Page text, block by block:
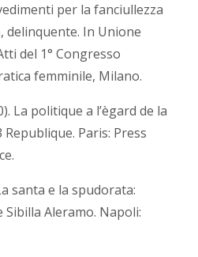
per la fanciullezza
delinquente. In Unione
del 1° Congresso
femminile, Milano.
La politique a l’ègard de la
Paris: Press
santa e la spudorata:
Sibilla Aleramo. Napoli: